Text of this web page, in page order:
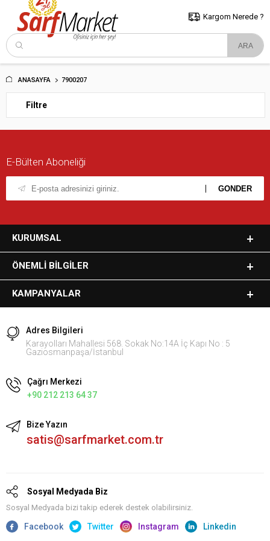
5000 TL ve Üzeri Alışverişlerde İstanbul İçi Kargo Bedava!
ve Trakya İçin Tıklayın..
Kargom Nerede ?
ANASAYFA 7900207
Filtre
E-Bülten Aboneliği
KURUMSAL
ÖNEMLI BILGILER
KAMPANYALAR
Adres Bilgileri
Karayolları Mahallesi 568. Sokak No:14A İç Kapı No : 5
Gaziosmanpaşa/İstanbul
Çağrı Merkezi
+90 212 213 64 37
Bize Yazın
satis@sarfmarket.com.tr
Sosyal Medyada Biz
Sosyal Medyada bizi takip ederek destek olabilirsiniz.
Facebook Twitter Instagram Linkedin